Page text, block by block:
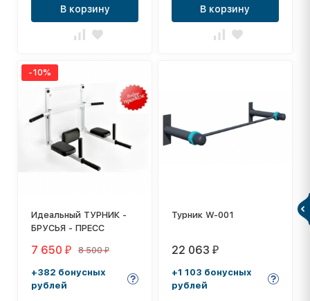
В корзину В корзину
-10%
Идеальный ТУРНИК -
БРУСЬЯ - ПРЕСС
7 650₽ 8 500₽
+382 бонусных
рублей
Турник W-001
22 063₽
+1 103 бонусных
рублей